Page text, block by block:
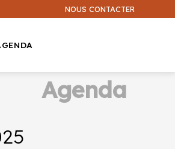
NOUS CONTACTER
Agenda